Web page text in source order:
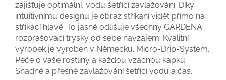
zajišťuje optimální, vodu šetřící zavlažování. Díky
intuitivnímu designu je obraz stříkání vidět přímo na
stříkací hlavě. To jasně odlišuje všechny GARDENA
rozprašovací trysky od sebe navzájem. Kvalitní
výrobek je vyroben v Německu. Micro-Drip-System.
Péče o vaše rostliny a každou vzácnou kapku.
Snadné a přesné zavlažování šetřící vodu a čas.